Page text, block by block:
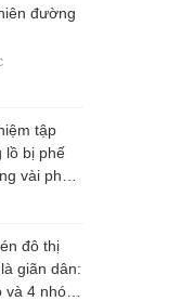
ít khi
đường
tập
lồ bị phế
vài phút,
đô thị
giãn dân:
4 nhóm